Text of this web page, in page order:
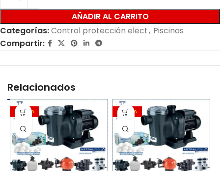
AÑADIR AL CARRITO
Categorías:Control protección elect, Piscinas
Compartir:
Relacionados
OFERTA OFERTA